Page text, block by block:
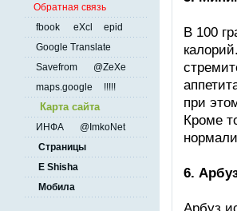
В 100
при
Кроме
6.
Обратная связь
fbook
eXcl
epid
Google Translate
Savefrom
@ZeXe
maps.google
!!!!!
Карта сайта
ИНФА
@ImkoNet
Страницы
E Shisha
Мобила